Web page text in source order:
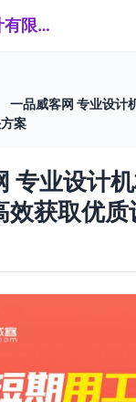
上海湛鹏广告设计有限公司
一品威客网 专业设计
案
专业设计
效获取优质